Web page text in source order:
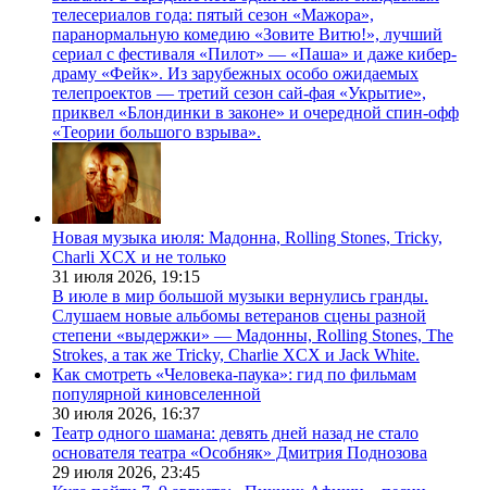
телесериалов года: пятый сезон «Мажора»,
паранормальную комедию «Зовите Витю!», лучший
сериал с фестиваля «Пилот» — «Паша» и даже кибер-
драму «Фейк». Из зарубежных особо ожидаемых
телепроектов — третий сезон сай-фая «Укрытие»,
приквел «Блондинки в законе» и очередной спин-офф
«Теории большого взрыва».
Новая музыка июля: Мадонна, Rolling Stones, Tricky,
Charli XCX и не только
31 июля 2026, 19:15
В июле в мир большой музыки вернулись гранды.
Слушаем новые альбомы ветеранов сцены разной
степени «выдержки» — Мадонны, Rolling Stones, The
Strokes, а так же Tricky, Charlie XCX и Jack White.
Как смотреть «Человека-паука»: гид по фильмам
популярной киновселенной
30 июля 2026, 16:37
Театр одного шамана: девять дней назад не стало
основателя театра «Особняк» Дмитрия Поднозова
29 июля 2026, 23:45